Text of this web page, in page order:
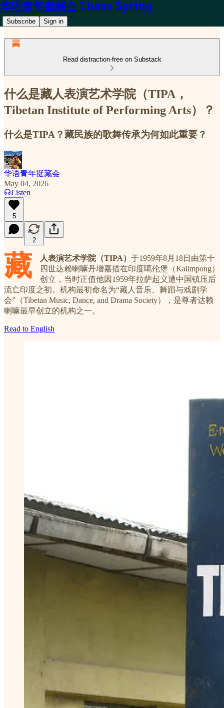
华语青年挺藏会 Lhasa Spring
Subscribe Sign in
Read distraction-free on Substack
什么是藏人表演艺术学院（TIPA，
Tibetan Institute of Performing Arts）？
什么是TIPA？藏民族的歌舞传承为何如此重要？
华语青年挺藏会
May 04, 2026
Listen
5
2
藏 人表演艺术学院（TIPA） 于1959年8月18日由第十
四世达赖喇嘛丹增嘉措在印度噶伦堡（Kalimpong）
创立，当时正值他因1959年拉萨起义遭中国镇压后
流亡印度之初。机构最初命名为“藏人音乐、舞蹈与戏剧学
会”（Tibetan Music, Dance, and Drama Society），是尊者达赖
喇嘛最早创立的机构之一。
Read to English